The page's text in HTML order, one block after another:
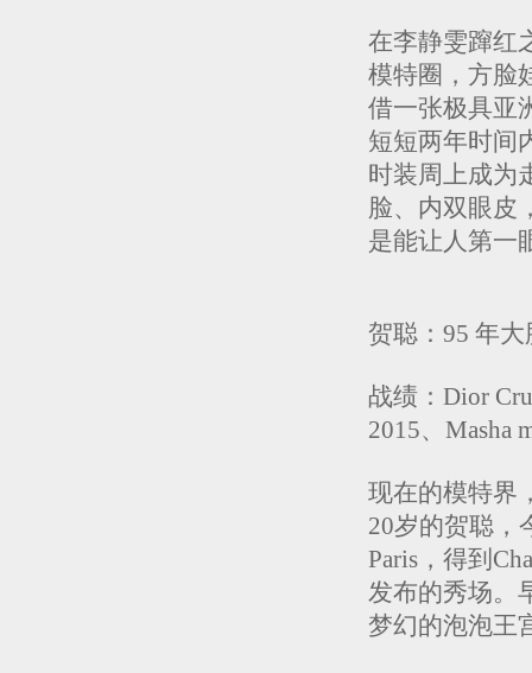
在李静雯蹿红
模特圈，方脸
借一张极具亚
短短两年时间
时装周上成为
脸、内双眼皮
是能让人第一
贺聪：95 年
战绩：Dior
2015、Masha
现在的模特界
20岁的贺聪，
Paris，得到
发布的秀场。
梦幻的泡泡王